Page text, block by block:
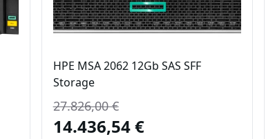
HPE MSA 2062 12Gb SAS SFF
Storage
27.826,00 €
14.436,54 €